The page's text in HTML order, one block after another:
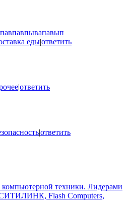
еды|ответить
|ответить
|ответить
компьютерной техники. Лидерами
Flash Computers,